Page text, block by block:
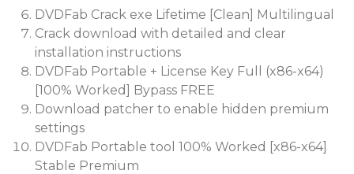
DVDFab Crack exe Lifetime [Clean] Multilingual
Crack download with detailed and clear
installation instructions
DVDFab Portable + License Key Full (x86-x64)
[100% Worked] Bypass FREE
Download patcher to enable hidden premium
settings
DVDFab Portable tool 100% Worked [x86-x64]
Stable Premium